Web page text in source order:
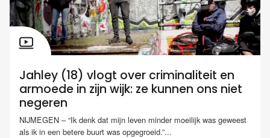
Jahley (18) vlogt over criminaliteit en
armoede in zijn wijk: ze kunnen ons niet
negeren
NIJMEGEN – “Ik denk dat mijn leven minder moeilijk was geweest
als ik in een betere buurt was opgegroeid.”...